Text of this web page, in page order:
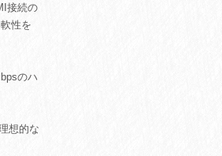
接続の
性を
のハ
想的な